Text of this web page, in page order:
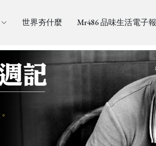
世界夯什麼 Mr486 品味生活電子報